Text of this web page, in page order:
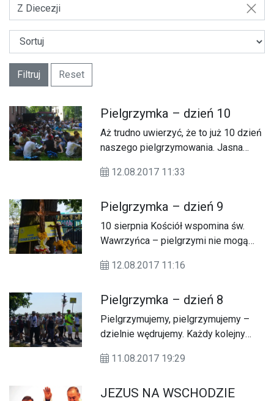
Z Diecezji
Filtruj Reset
Pielgrzymka – dzień 10
Aż trudno uwierzyć, że to już 10 dzień
naszego pielgrzymowania. Jasna
12.08.2017 11:33
Pielgrzymka – dzień 9
10 sierpnia Kościół wspomina św.
Wawrzyńca – pielgrzymi nie mogą
pielgrzymkowej jest to również dzień
diakonom oraz siostrom zakonnym.
12.08.2017 11:16
Pielgrzymka – dzień 8
Pielgrzymujemy, pielgrzymujemy –
dzielnie wędrujemy. Każdy kolejny
każdym dniem Pani Jasnogórska
11.08.2017 19:29
JEZUS NA WSCHODZIE